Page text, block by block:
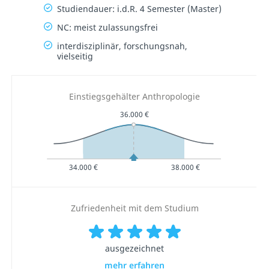
Studiendauer: i.d.R. 4 Semester (Master)
NC: meist zulassungsfrei
interdisziplinär, forschungsnah,
vielseitig
Einstiegsgehälter Anthropologie
34.000 €
36.000 €
38.000 €
Zufriedenheit mit dem Studium
ausgezeichnet
mehr erfahren